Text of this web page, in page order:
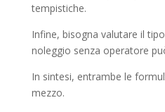
tempistiche.
Infine, bisogna valutare il
noleggio senza operatore
In sintesi, entrambe le
mezzo.